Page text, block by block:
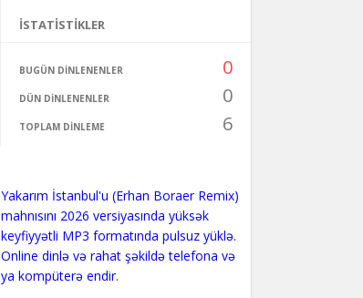
İSTATISTIKLER
BUGÜN DINLENENLER 0
DÜN DINLENENLER 0
TOPLAM DINLEME 6
Yakarım İstanbul'u (Erhan Boraer Remix)
mahnısını 2026 versiyasında yüksək
keyfiyyətli MP3 formatında pulsuz yüklə.
Online dinlə və rahat şəkildə telefona və
ya kompüterə endir.